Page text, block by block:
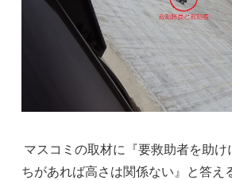
マスコミの取材に『要救助者を助け
ちがあれば高さは関係ない』と答え